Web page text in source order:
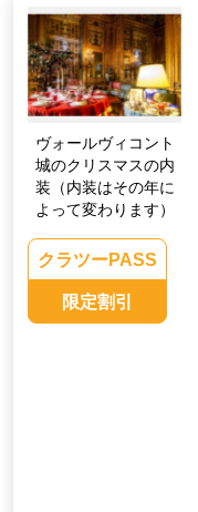
ヴォールヴィコント
城のクリスマスの内
装（内装はその年に
よって変わります）
クラツーPASS
限定割引